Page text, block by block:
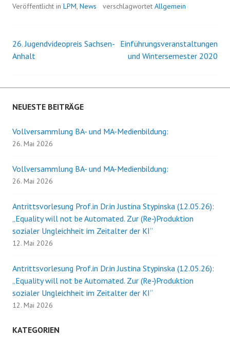
Veröffentlicht in LPM, News verschlagwortet Allgemein
Beitrags-
26. Jugendvideopreis Sachsen-
Anhalt
Einführungsveranstaltungen
und Wintersemester 2020
NEUESTE BEITRÄGE
Vollversammlung BA- und MA-Medienbildung:
26. Mai 2026
Vollversammlung BA- und MA-Medienbildung:
26. Mai 2026
Antrittsvorlesung Prof.in Dr.in Justina Stypinska (12.05.26):
„Equality will not be Automated. Zur (Re-)Produktion
sozialer Ungleichheit im Zeitalter der KI“
12. Mai 2026
Antrittsvorlesung Prof.in Dr.in Justina Stypinska (12.05.26):
„Equality will not be Automated. Zur (Re-)Produktion
sozialer Ungleichheit im Zeitalter der KI“
12. Mai 2026
KATEGORIEN